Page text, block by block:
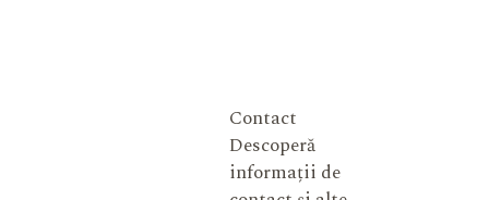
Contact
Descoperă
informații de